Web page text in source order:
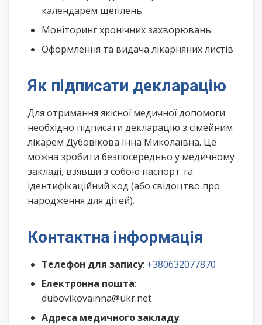
календарем щеплень
Моніторинг хронічних захворювань
Оформлення та видача лікарняних листів
Як підписати декларацію
Для отримання якісної медичної допомоги
необхідно підписати декларацію з сімейним
лікарем Дубовікова Інна Миколаївна. Це
можна зробити безпосередньо у медичному
закладі, взявши з собою паспорт та
ідентифікаційний код (або свідоцтво про
народження для дітей).
Контактна інформація
Телефон для запису: +380632077870
Електронна пошта:
dubovikovainna@ukr.net
Адреса медичного закладу: